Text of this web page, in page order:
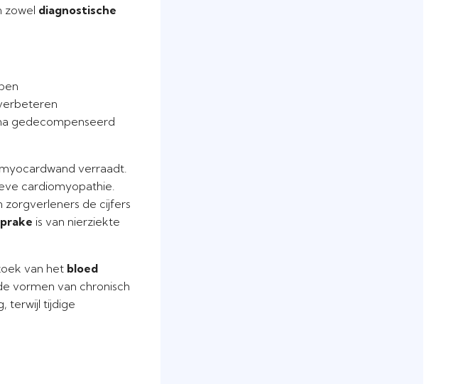
zowel diagnostische
gedecompenseerd
verraadt.
cardiomyopathie.
zorgverleners de cijfers
is van nierziekte
van het bloed
vormen van chronisch
terwijl tijdige